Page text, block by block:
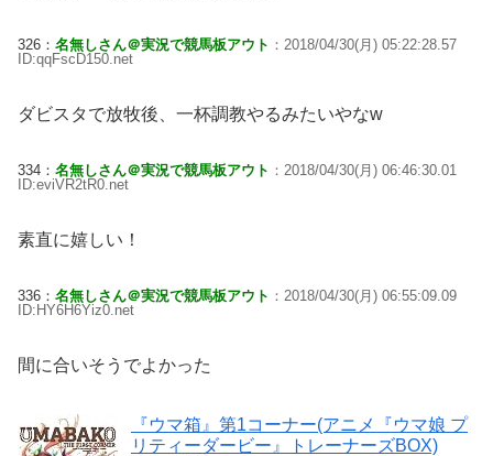
326： 名無しさん＠実況で競馬板アウト ：2018/04/30(月) 05:22:28.57
ID:qqFscD150.net
ダビスタで放牧後、一杯調教やるみたいやなw
334： 名無しさん＠実況で競馬板アウト ：2018/04/30(月) 06:46:30.01
ID:eviVR2tR0.net
素直に嬉しい！
336： 名無しさん＠実況で競馬板アウト ：2018/04/30(月) 06:55:09.09
ID:HY6H6Yiz0.net
間に合いそうでよかった
『ウマ箱』第1コーナー(アニメ『ウマ娘 プ
リティーダービー』トレーナーズBOX)